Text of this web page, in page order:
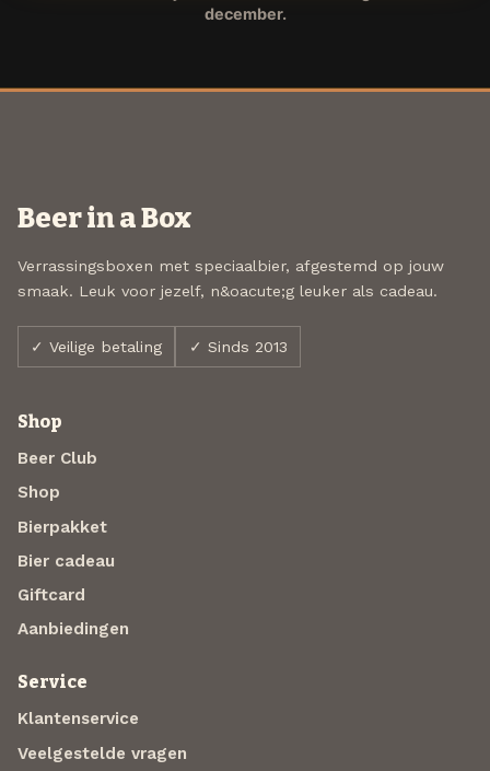
december.
Beer in a Box
Verrassingsboxen met speciaalbier, afgestemd op jouw
smaak. Leuk voor jezelf, n&oacute;g leuker als cadeau.
✓ Veilige betaling ✓ Sinds 2013
Shop
Beer Club
Shop
Bierpakket
Bier cadeau
Giftcard
Aanbiedingen
Service
Klantenservice
Veelgestelde vragen